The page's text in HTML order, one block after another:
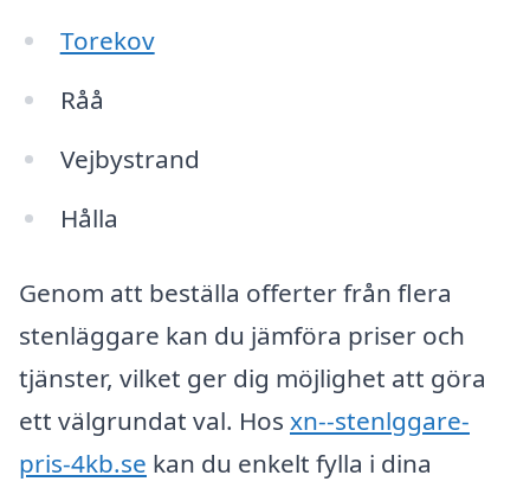
Torekov
Råå
Vejbystrand
Hålla
Genom att beställa offerter från flera
stenläggare kan du jämföra priser och
tjänster, vilket ger dig möjlighet att göra
ett välgrundat val. Hos xn--stenlggare-
pris-4kb.se kan du enkelt fylla i dina